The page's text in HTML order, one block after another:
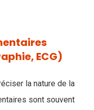
ECG)
la nature de la
sont souvent